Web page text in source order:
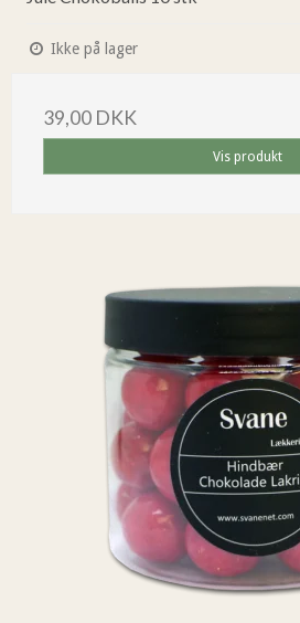
Ikke på lager
39,00 DKK
Vis produkt